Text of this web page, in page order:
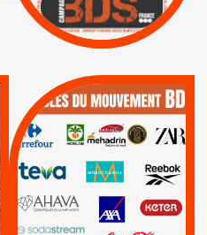
Lettres d'interpellation
QUE BOYCOTTER ?
BOYCOTT /
AXA BNP | CAF |
Carrefour | HP |
Keter |